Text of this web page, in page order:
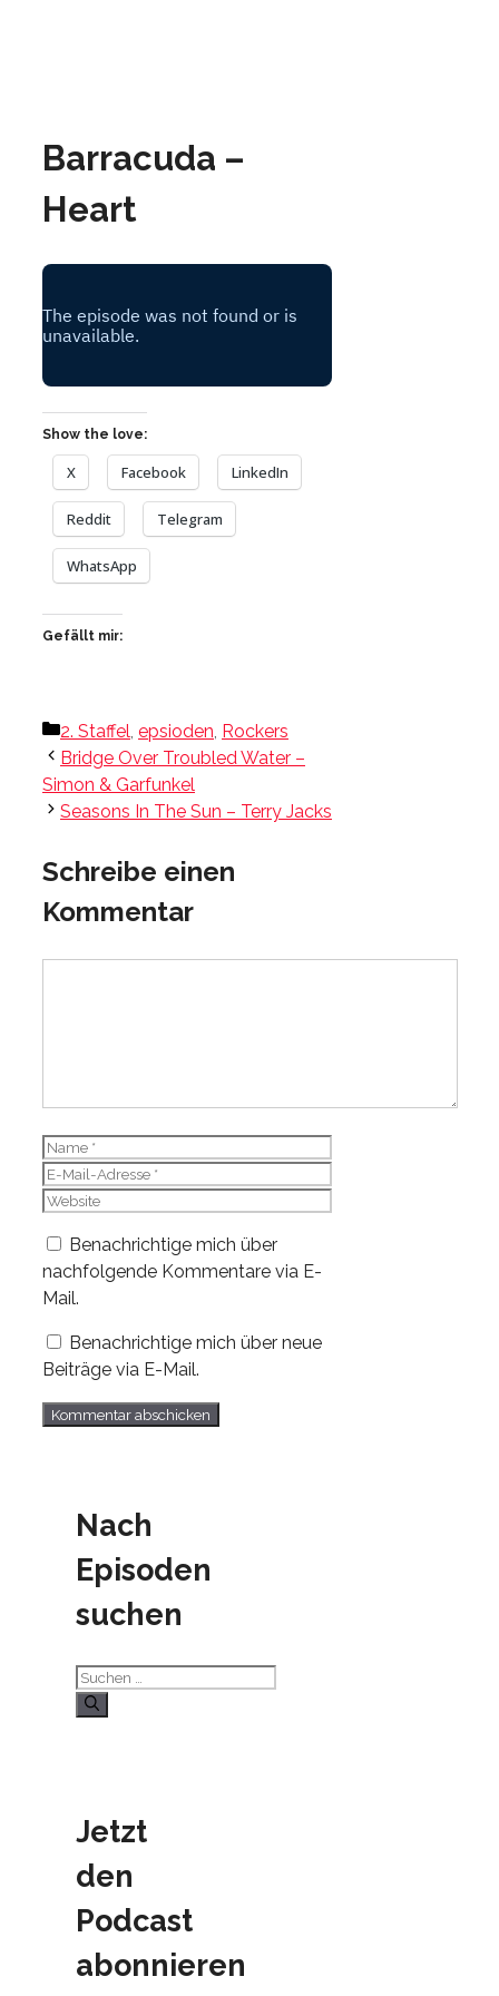
Barracuda –
Heart
Show the love:
X Facebook LinkedIn
Reddit Telegram
WhatsApp
Gefällt mir:
Kategorien
2. Staffel, epsioden, Rockers
Bridge Over Troubled Water –
Simon & Garfunkel
Seasons In The Sun – Terry Jacks
Schreibe einen
Kommentar
Name
E-
Mail-
Website
Benachrichtige mich über
nachfolgende Kommentare via E-
Mail.
Benachrichtige mich über neue
Beiträge via E-Mail.
Nach
Episoden
suchen
Suchen
nach:
Jetzt
den
Podcast
abonnieren